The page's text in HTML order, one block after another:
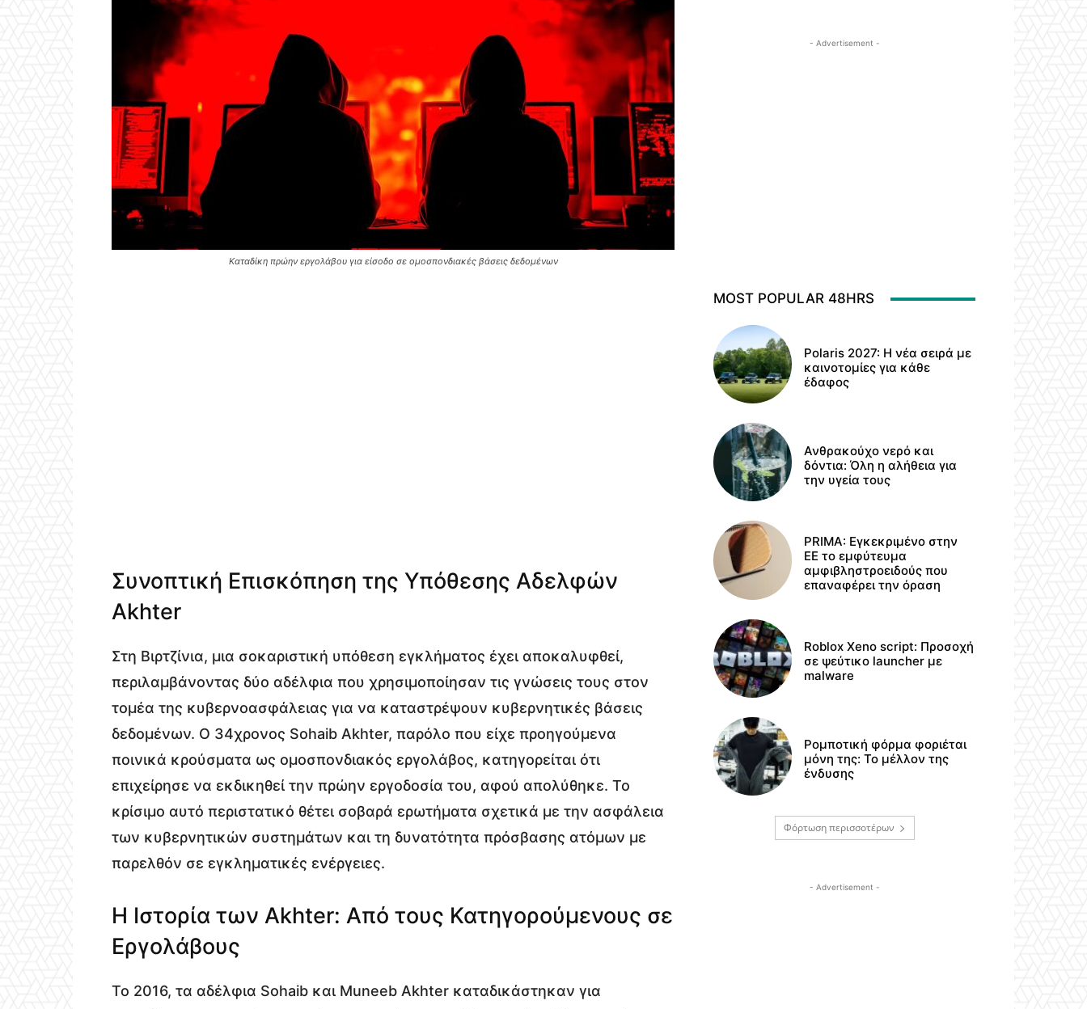
Καταδίκη πρώην εργολάβου για είσοδο σε ομοσπονδιακές βάσεις δεδομένων
Συνοπτική Επισκόπηση της Υπόθεσης Αδελφών
Akhter
Στη Βιρτζίνια, μια σοκαριστική υπόθεση εγκλήματος έχει αποκαλυφθεί,
περιλαμβάνοντας δύο αδέλφια που χρησιμοποίησαν τις γνώσεις τους στον
τομέα της κυβερνοασφάλειας για να καταστρέψουν κυβερνητικές βάσεις
δεδομένων. Ο 34χρονος Sohaib Akhter, παρόλο που είχε προηγούμενα
ποινικά κρούσματα ως ομοσπονδιακός εργολάβος, κατηγορείται ότι
επιχείρησε να εκδικηθεί την πρώην εργοδοσία του, αφού απολύθηκε. Το
κρίσιμο αυτό περιστατικό θέτει σοβαρά ερωτήματα σχετικά με την ασφάλεια
των κυβερνητικών συστημάτων και τη δυνατότητα πρόσβασης ατόμων με
παρελθόν σε εγκληματικές ενέργειες.
Η Ιστορία των Akhter: Από τους Κατηγορούμενους σε
Εργολάβους
Το 2016, τα αδέλφια Sohaib και Muneeb Akhter καταδικάστηκαν για
- Advertisement -
MOST POPULAR 48HRS
Polaris 2027: Η νέα σειρά με
καινοτομίες για κάθε
έδαφος
Ανθρακούχο νερό και
δόντια: Όλη η αλήθεια για
την υγεία τους
PRIMA: Εγκεκριμένο στην
ΕΕ το εμφύτευμα
αμφιβληστροειδούς που
επαναφέρει την όραση
Roblox Xeno script: Προσοχή
σε ψεύτικο launcher με
malware
Ρομποτική φόρμα φοριέται
μόνη της: Το μέλλον της
ένδυσης
Φόρτωση περισσοτέρων
- Advertisement -